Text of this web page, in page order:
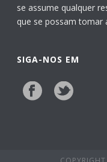
se assume qualquer
que se possam tomar
SIGA-NOS EM